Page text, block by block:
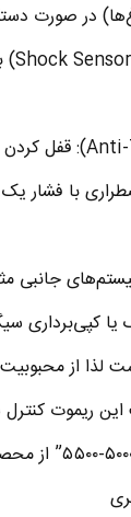
در صورت
جانبی
یا کپی‌برداری
لذا از
این ریموت